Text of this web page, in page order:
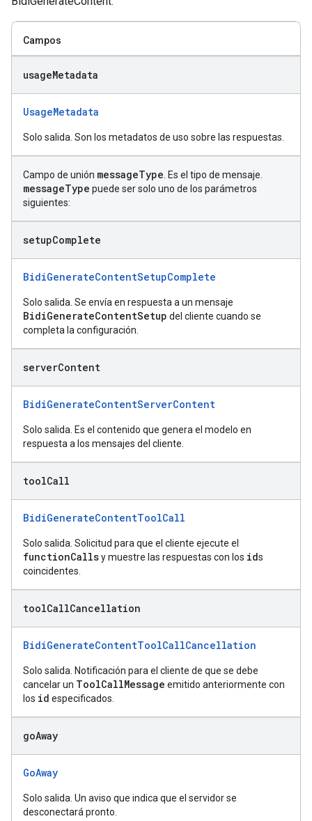
Campos
usageMetadata
UsageMetadata
Solo salida. Son los metadatos de uso sobre las respuestas.
Campo de unión messageType . Es el tipo de mensaje.
messageType puede ser solo uno de los parámetros
siguientes:
setupComplete
BidiGenerateContentSetupComplete
Solo salida. Se envía en respuesta a un mensaje
BidiGenerateContentSetup del cliente cuando se
completa la configuración.
serverContent
BidiGenerateContentServerContent
Solo salida. Es el contenido que genera el modelo en
respuesta a los mensajes del cliente.
toolCall
BidiGenerateContentToolCall
Solo salida. Solicitud para que el cliente ejecute el
functionCallsy muestre las respuestas con los ids
coincidentes.
toolCallCancellation
BidiGenerateContentToolCallCancellation
Solo salida. Notificación para el cliente de que se debe
cancelar un ToolCallMessage emitido anteriormente con
los id especificados.
goAway
GoAway
Solo salida. Un aviso que indica que el servidor se
desconectará pronto.